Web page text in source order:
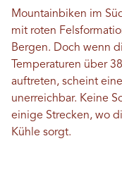
Mountainbiken im
mit roten
Bergen. Doch wenn
Temperaturen über
auftreten, scheint
unerreichbar. Keine
einige Strecken, wo
Kühle sorgt.